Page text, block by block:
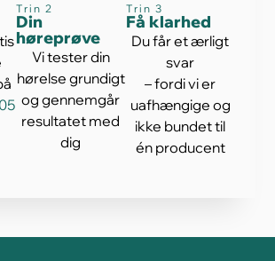
Trin 2
Din
høreprøve
Vi tester din
hørelse grundigt
og gennemgår
resultatet med
dig
Trin 3
Få klarhed
Du får et ærligt
svar
– fordi vi er
uafhængige og
ikke bundet til
én producent